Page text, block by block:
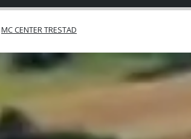
MC CENTER TRESTAD